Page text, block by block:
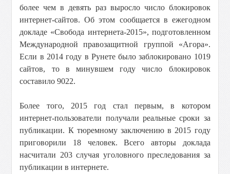
более чем в девять раз выросло число блокировок
интернет-сайтов. Об этом сообщается в ежегодном
докладе «Свобода интернета-2015», подготовленном
Международной правозащитной группой «Агора».
Если в 2014 году в Рунете было заблокировано 1019
сайтов, то в минувшем году число блокировок
составило 9022.
Более того, 2015 год стал первым, в котором
интернет-пользователи получали реальные сроки за
публикации. К тюремному заключению в 2015 году
приговорили 18 человек. Всего авторы доклада
насчитали 203 случая уголовного преследования за
публикации в интернете.